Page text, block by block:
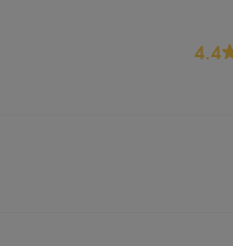
4.4